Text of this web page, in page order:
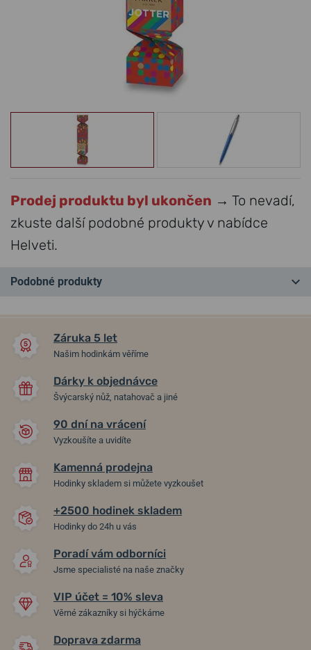
Prodej produktu byl ukončen → To nevadí,
zkuste další podobné produkty v nabídce
Helveti.
Podobné produkty
-30%
Set Parker Sonnet Black GT
1501/8893371
Skladem 14. 8. u vás
4 760 Kč
Dárkový voucher Akademie
psaní 2000/330000
Záruka 5 let
Našim hodinkám věříme
Dárky k objednávce
Švýcarský nůž, natahovač a jiné
90 dní na vrácení
Vyzkoušíte a uvidíte
Kamenná prodejna
Hodinky skladem si můžete vyzkoušet
+2500 hodinek skladem
Hodinky do 24h u vás
Poradí vám odborníci
Jsme specialisté na naše značky
VIP účet = 10% sleva
Věrné zákazníky si hýčkáme
Doprava zdarma